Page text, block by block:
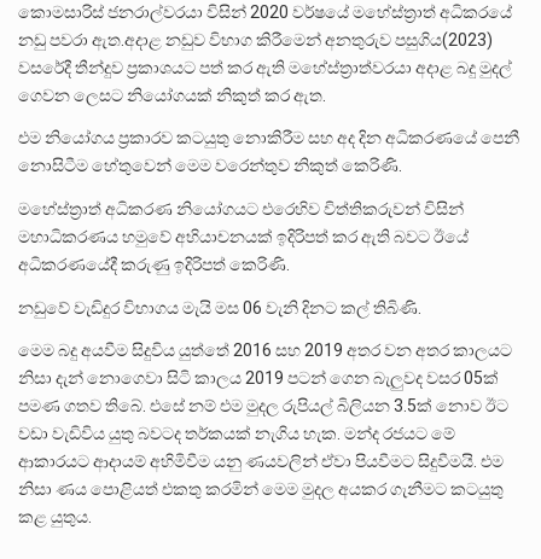
කොමසාරිස් ජනරාල්වරයා විසින් 2020 වර්ෂයේ මහේස්ත්‍රාත් අධිකරයේ
නඩු පවරා ඇත.අදාළ නඩුව විභාග කිරීමෙන් අනතුරුව පසුගිය(2023)
වසරේදී තීන්දුව ප්‍රකාශයට පත් කර ඇති මහේස්ත්‍රාත්වරයා අදාළ බදු මුදල්
ගෙවන ලෙසට නියෝගයක් නිකුත් කර ඇත.
එම නියෝගය ප්‍රකාරව කටයුතු නොකිරීම සහ අද දින අධිකරණයේ පෙනී
නොසිටීම හේතුවෙන් මෙම වරෙන්තුව නිකුත් කෙරිණි.
මහේස්ත්‍රාත් අධිකරණ නියෝගයට එරෙහිව විත්තිකරුවන් විසින්
මහාධිකරණය හමුවේ අභියාචනයක් ඉදිරිපත් කර ඇති බවට ඊයේ
අධිකරණයේදී කරුණු ඉදිරිපත් කෙරිණි.
නඩුවේ වැඩිදුර විභාගය මැයි මස 06 වැනි දිනට කල් තිබිණි.
මෙම බදු අයවීම සිදුවිය යුත්තේ 2016 සහ 2019 අතර වන අතර කාලයට
නිසා දැන් නොගෙවා සිටි කාලය 2019 පටන් ගෙන බැලුවද වසර 05ක්
පමණ ගතව තිබේ. එසේ නම් එම මුදල රුපියල් බිලියන 3.5ක් නොව ඊට
වඩා වැඩිවිය යුතු බවටද තර්කයක් නැගිය හැක. මන්ද රජයට මේ
ආකාරයට ආදායම් අහිමිවීම යනු ණයවලින් ඒවා පියවීමට සිදුවීමයි. එම
නිසා ණය පොළියත් එකතු කරමින් මෙම මුදල අයකර ගැනීමට කටයුතු
කළ යුතුය.